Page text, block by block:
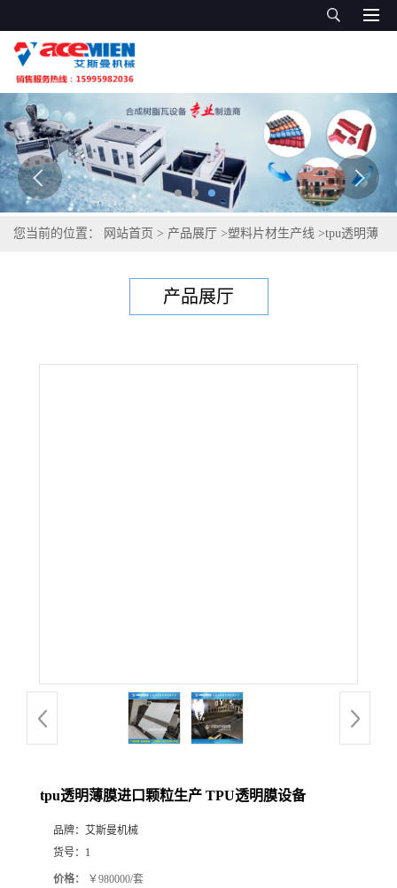
您当前的位置： 网站首页 > 产品展厅 >塑料片材生产线 >tpu透明薄
产品展厅
tpu透明薄膜进口颗粒生产 TPU透明膜设备
品牌： 艾斯曼机械
货号： 1
价格： ￥980000/套